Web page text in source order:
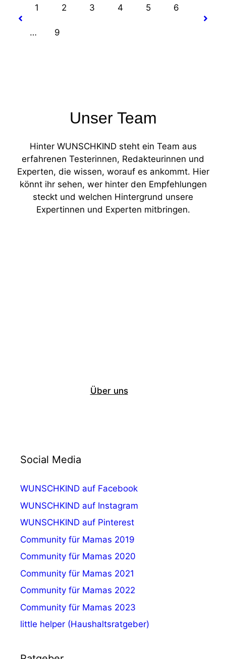
1 2 3 4 5 6
… 9
Unser Team
Hinter WUNSCHKIND steht ein Team aus
erfahrenen Testerinnen, Redakteurinnen und
Experten, die wissen, worauf es ankommt. Hier
könnt ihr sehen, wer hinter den Empfehlungen
steckt und welchen Hintergrund unsere
Expertinnen und Experten mitbringen.
Über uns
Social Media
WUNSCHKIND auf Facebook
WUNSCHKIND auf Instagram
WUNSCHKIND auf Pinterest
Community für Mamas 2019
Community für Mamas 2020
Community für Mamas 2021
Community für Mamas 2022
Community für Mamas 2023
little helper (Haushaltsratgeber)